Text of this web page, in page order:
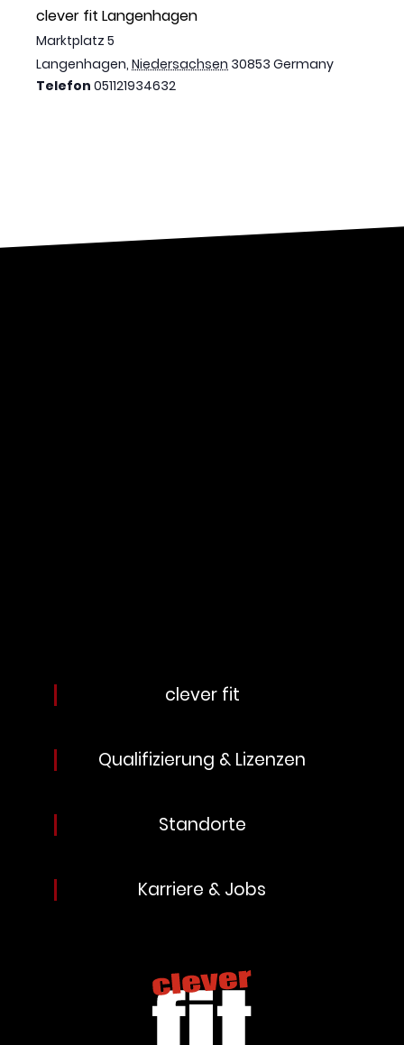
clever fit Langenhagen
Marktplatz 5
Langenhagen, Niedersachsen 30853 Germany
Telefon 051121934632
clever fit
Qualifizierung & Lizenzen
Standorte
Karriere & Jobs